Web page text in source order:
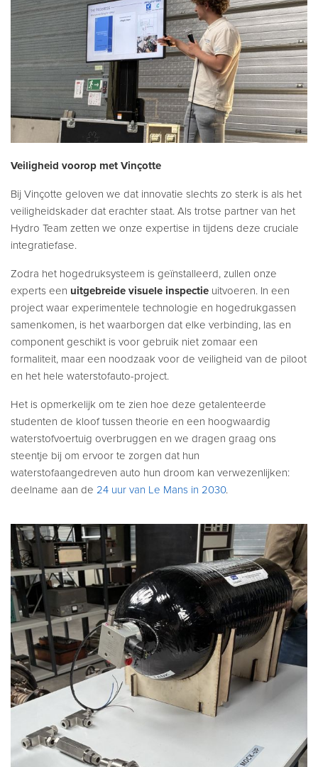
Veiligheid voorop met Vinçotte
Bij Vinçotte geloven we dat innovatie slechts zo sterk is als het
veiligheidskader dat erachter staat. Als trotse partner van het
Hydro Team zetten we onze expertise in tijdens deze cruciale
integratiefase.
Zodra het hogedruksysteem is geïnstalleerd, zullen onze
experts een uitgebreide visuele inspectie uitvoeren. In een
project waar experimentele technologie en hogedrukgassen
samenkomen, is het waarborgen dat elke verbinding, las en
component geschikt is voor gebruik niet zomaar een
formaliteit, maar een noodzaak voor de veiligheid van de piloot
en het hele waterstofauto-project.
Het is opmerkelijk om te zien hoe deze getalenteerde
studenten de kloof tussen theorie en een hoogwaardig
waterstofvoertuig overbruggen en we dragen graag ons
steentje bij om ervoor te zorgen dat hun
waterstofaangedreven auto hun droom kan verwezenlijken:
deelname aan de 24 uur van Le Mans in 2030.